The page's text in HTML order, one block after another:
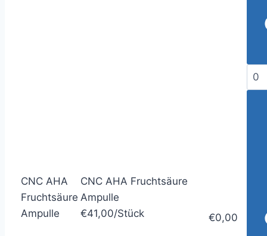
CNC AHA
Fruchtsäure
Ampulle
CNC AHA Fruchtsäure
Ampulle
€41,00/Stück
€0,00